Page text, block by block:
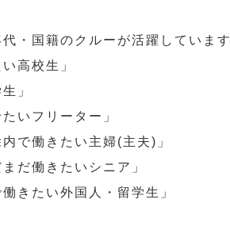
・国籍のクルーが活躍しています
高校生」
」
いフリーター」
で働きたい主婦(主夫)」
だ働きたいシニア」
きたい外国人・留学生」